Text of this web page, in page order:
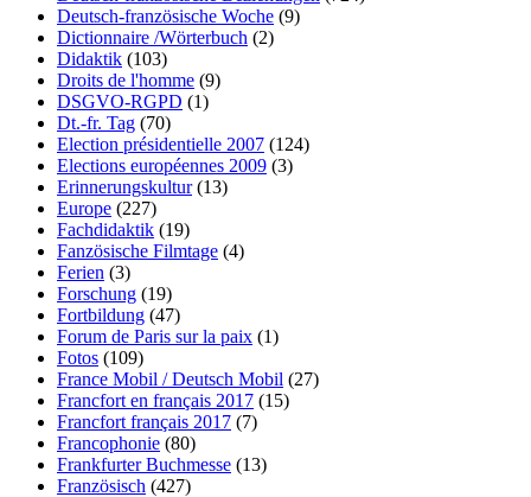
Deutsch-französische Woche (9)
Dictionnaire /Wörterbuch (2)
Didaktik (103)
Droits de l'homme (9)
DSGVO-RGPD (1)
Dt.-fr. Tag (70)
Election présidentielle 2007 (124)
Elections européennes 2009 (3)
Erinnerungskultur(13)
Europe (227)
Fachdidaktik (19)
Fanzösische Filmtage (4)
Ferien (3)
Forschung (19)
Fortbildung (47)
Forum de Paris sur la paix (1)
Fotos (109)
France Mobil / Deutsch Mobil (27)
Francfort en français 2017 (15)
Francfort français 2017 (7)
Francophonie (80)
Frankfurter Buchmesse (13)
Französisch (427)